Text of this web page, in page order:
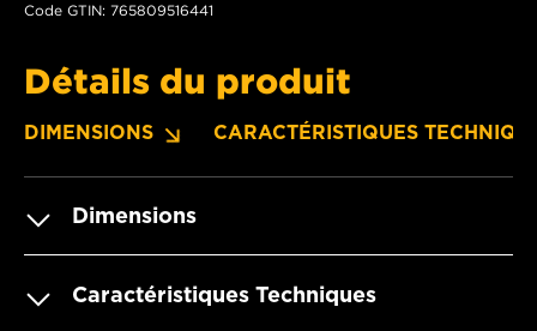
Code GTIN: 765809516441
Détails du produit
DIMENSIONS CARACTÉRISTIQUES
Dimensions
Caractéristiques Techniques